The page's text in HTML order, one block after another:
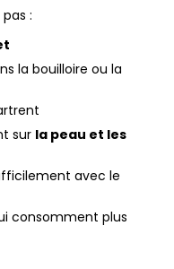
:
la bouilloire ou la
sur la peau et les
avec le
consomment plus